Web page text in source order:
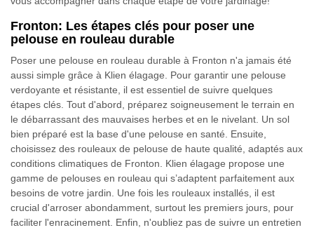
Fronton: Les étapes clés pour poser une
pelouse en rouleau durable
Poser une pelouse en rouleau durable à Fronton n'a jamais été
aussi simple grâce à Klien élagage. Pour garantir une pelouse
verdoyante et résistante, il est essentiel de suivre quelques
étapes clés. Tout d'abord, préparez soigneusement le terrain en
le débarrassant des mauvaises herbes et en le nivelant. Un sol
bien préparé est la base d'une pelouse en santé. Ensuite,
choisissez des rouleaux de pelouse de haute qualité, adaptés aux
conditions climatiques de Fronton. Klien élagage propose une
gamme de pelouses en rouleau qui s’adaptent parfaitement aux
besoins de votre jardin. Une fois les rouleaux installés, il est
crucial d'arroser abondamment, surtout les premiers jours, pour
faciliter l'enracinement. Enfin, n'oubliez pas de suivre un entretien